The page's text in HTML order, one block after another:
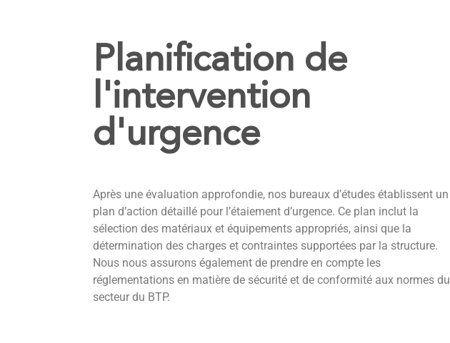
Planification de
l'intervention
d'urgence​
Après une évaluation approfondie, nos bureaux d’études établissent un
plan d’action détaillé pour l’étaiement d’urgence. Ce plan inclut la
sélection des matériaux et équipements appropriés, ainsi que la
détermination des charges et contraintes supportées par la structure.
Nous nous assurons également de prendre en compte les
réglementations en matière de sécurité et de conformité aux normes du
secteur du BTP.